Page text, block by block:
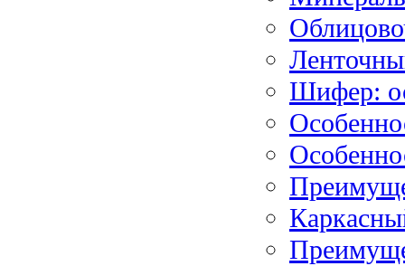
Шифер: